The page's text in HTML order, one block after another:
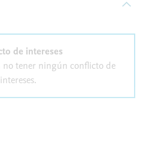
de intereses
no tener ningún conflicto de
intereses.